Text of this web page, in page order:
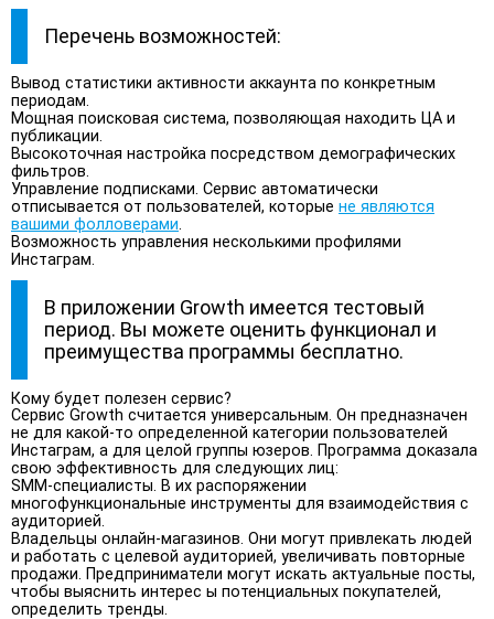
Перечень возможностей:
Вывод статистики активности аккаунта по конкретным
периодам.
Мощная поисковая система, позволяющая находить ЦА и
публикации.
Высокоточная настройка посредством демографических
фильтров.
Управление подписками. Сервис автоматически
отписывается от пользователей, которые не являются
вашими фолловерами.
Возможность управления несколькими профилями
Инстаграм.
В приложении Growth имеется тестовый
период. Вы можете оценить функционал и
преимущества программы бесплатно.
Кому будет полезен сервис?
Сервис Growth считается универсальным. Он предназначен
не для какой-то определенной категории пользователей
Инстаграм, а для целой группы юзеров. Программа доказала
свою эффективность для следующих лиц:
SMM-специалисты. В их распоряжении
многофункциональные инструменты для взаимодействия с
аудиторией.
Владельцы онлайн-магазинов. Они могут привлекать людей
и работать с целевой аудиторией, увеличивать повторные
продажи. Предприниматели могут искать актуальные посты,
чтобы выяснить интерес ы потенциальных покупателей,
определить тренды.